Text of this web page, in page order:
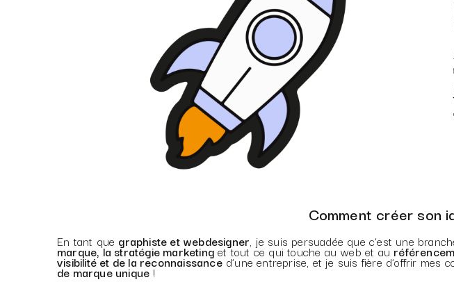
Comment créer son
En tant que graphiste et webdesigner, je suis persuadée que c’est une
marque, la stratégie marketinget tout ce qui touche au web et au
visibilité et de la reconnaissanced’une entreprise, et je suis fière d’offrir mes
de marque unique!